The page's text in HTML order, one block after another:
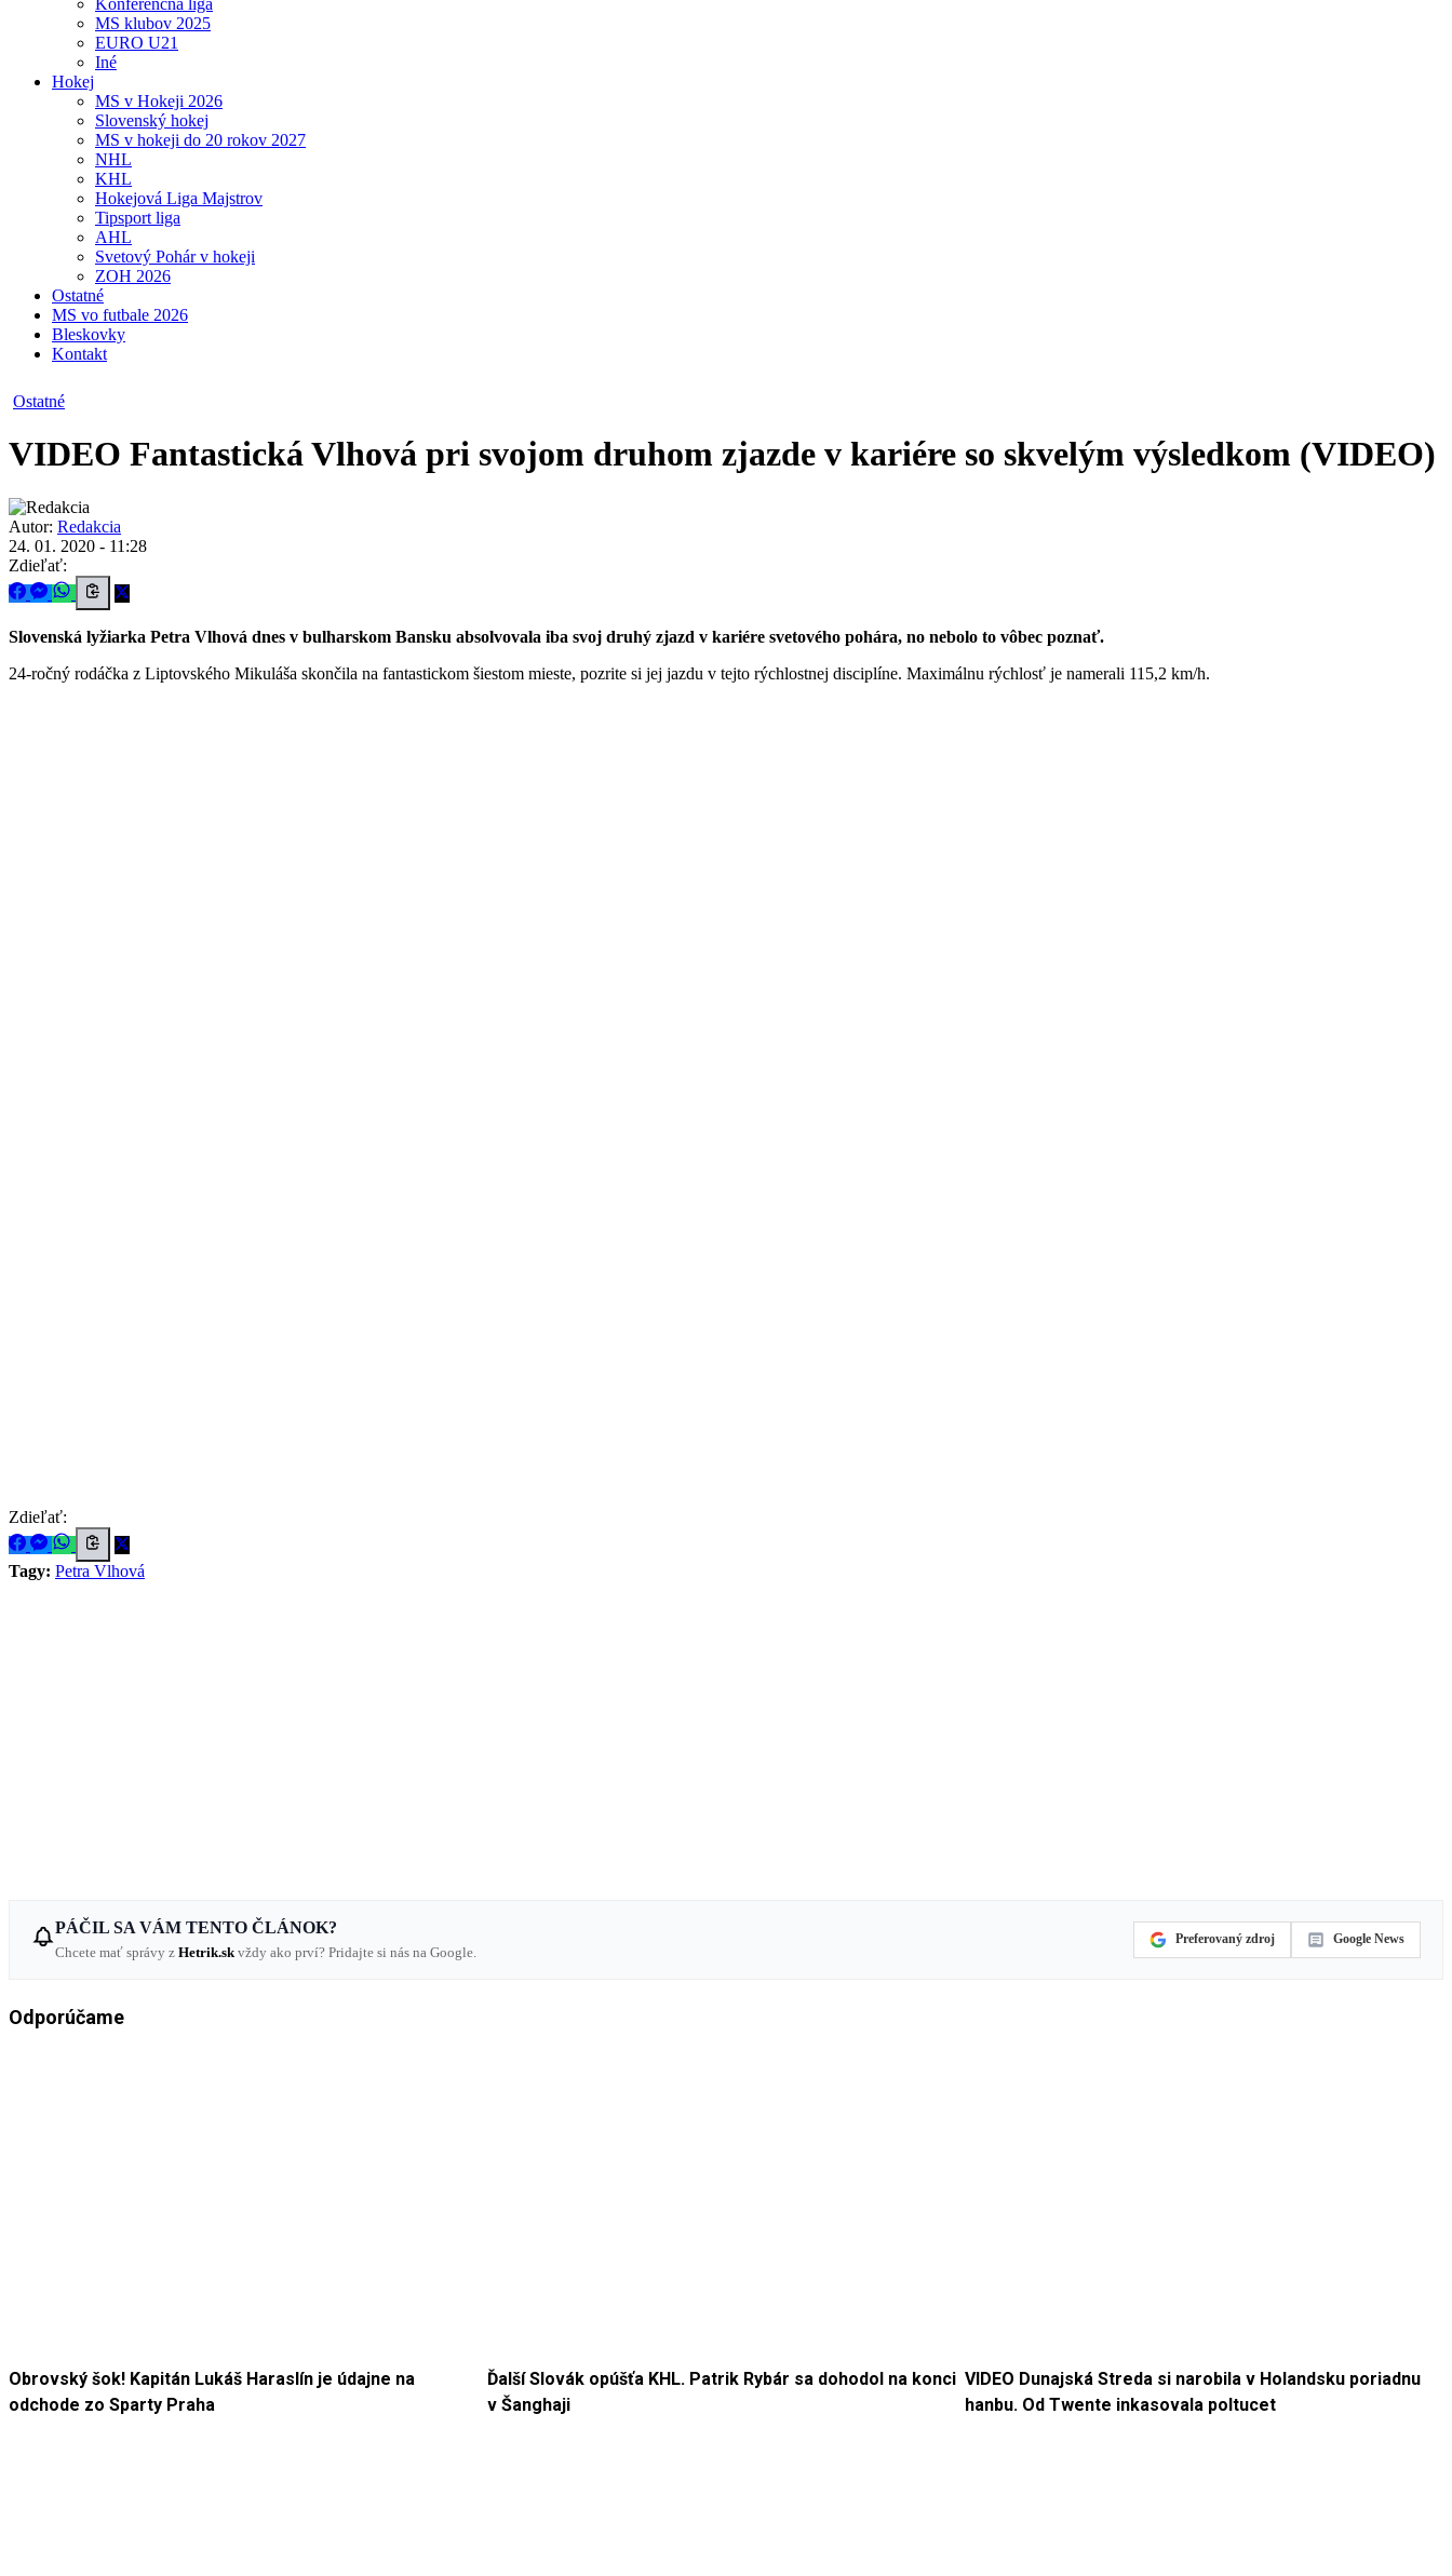
Konferenčná liga
MS klubov 2025
EURO U21
Iné
Hokej
MS v Hokeji 2026
Slovenský hokej
MS v hokeji do 20 rokov 2027
NHL
KHL
Hokejová Liga Majstrov
Tipsport liga
AHL
Svetový Pohár v hokeji
ZOH 2026
Ostatné
MS vo futbale 2026
Bleskovky
Kontakt
Ostatné
VIDEO Fantastická Vlhová pri svojom druhom zjazde v kariére so skvelým výsledkom (VIDEO)
Autor: Redakcia
24. 01. 2020 - 11:28
Zdieľať:
Slovenská lyžiarka Petra Vlhová dnes v bulharskom Bansku absolvovala iba svoj druhý zjazd v kariére svetového pohára, no nebolo to vôbec poznať.
24-ročný rodáčka z Liptovského Mikuláša skončila na fantastickom šiestom mieste, pozrite si jej jazdu v tejto rýchlostnej disciplíne. Maximálnu rýchlosť je namerali 115,2 km/h.
Zdieľať:
Tagy: Petra Vlhová
PÁČIL SA VÁM TENTO ČLÁNOK?
Chcete mať správy z Hetrik.sk vždy ako prví? Pridajte si nás na Google.
Preferovaný zdroj Google News
Odporúčame
Obrovský šok! Kapitán Lukáš Haraslín je údajne na
odchode zo Sparty Praha
Ďalší Slovák opúšťa KHL. Patrik Rybár sa dohodol na konci
v Šanghaji
VIDEO Dunajská Streda si narobila v Holandsku poriadnu
hanbu. Od Twente inkasovala poltucet